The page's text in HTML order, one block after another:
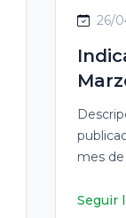
26/
Seguir